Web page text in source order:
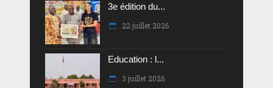
3e édition du...
22 juillet 2026
Education : l...
3 juillet 2026